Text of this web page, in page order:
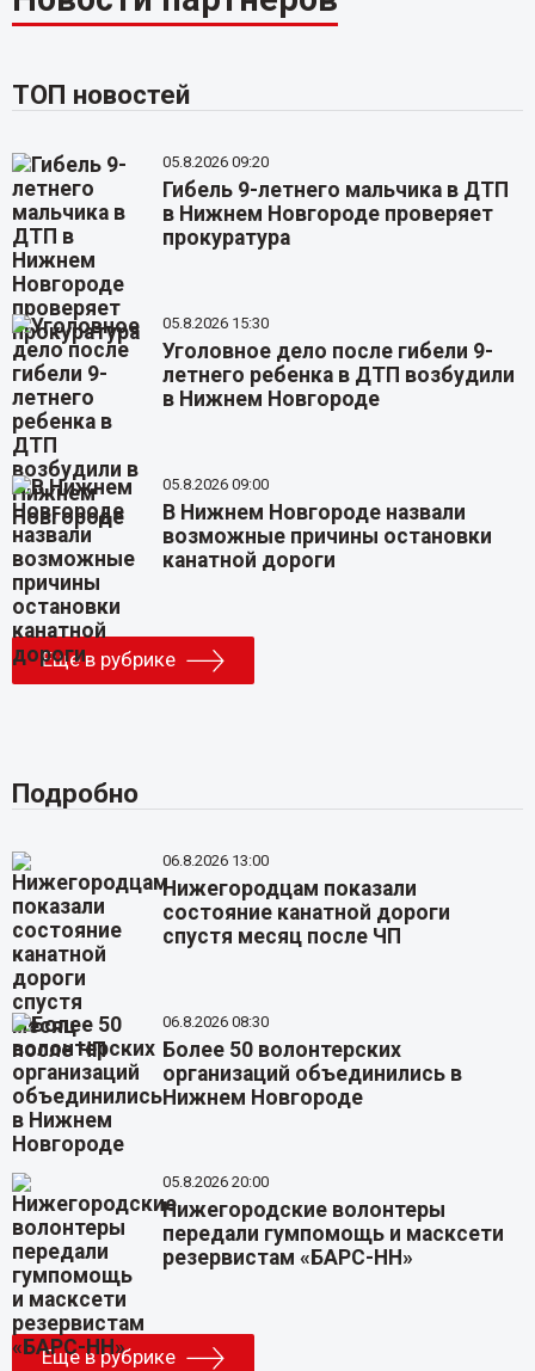
ТОП новостей
05.8.2026 09:20
Гибель 9-летнего мальчика в ДТП
в Нижнем Новгороде проверяет
прокуратура
05.8.2026 15:30
Уголовное дело после гибели 9-
летнего ребенка в ДТП возбудили
в Нижнем Новгороде
05.8.2026 09:00
В Нижнем Новгороде назвали
возможные причины остановки
канатной дороги
Еще в рубрике
Подробно
06.8.2026 13:00
Нижегородцам показали
состояние канатной дороги
спустя месяц после ЧП
06.8.2026 08:30
Более 50 волонтерских
организаций объединились в
Нижнем Новгороде
05.8.2026 20:00
Нижегородские волонтеры
передали гумпомощь и масксети
резервистам «БАРС-НН»
Еще в рубрике